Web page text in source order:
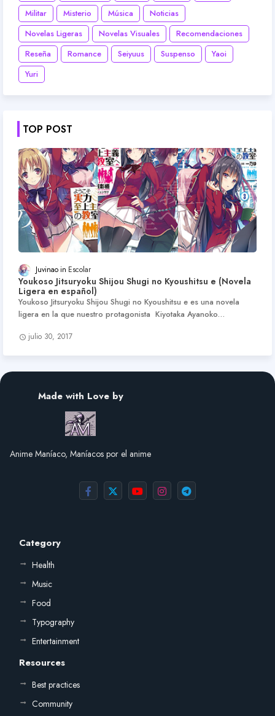
Militar
Misterio Música
Noticias
Novelas Ligeras
Novelas Visuales
Recomendaciones
Reseña
Romance Seiyuus Suspenso
Yaoi
Yuri
TOP POST
Juvinao Escolar
Youkoso Jitsuryoku Shijou Shugi no Kyoushitsu e (Novela
Ligera en español)
Youkoso Jitsuryoku Shijou Shugi no Kyoushitsu e es una novela
ligera en la que nuestro protagonista Kiyotaka Ayanoko…
julio 30, 2017
Made with Love by
Anime Maníaco, Maníacos por el anime
Category
Health
Music
Food
Typography
Entertainment
Resources
Best practices
Community